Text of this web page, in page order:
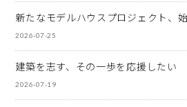
新たなモデルハウスプロジェクト、始
2026-07-25
建築を志す、その一歩を応援したい
2026-07-19